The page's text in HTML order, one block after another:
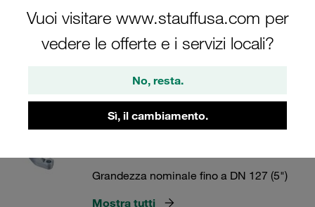
Vuoi visitare www.stauffusa.com per
vedere le offerte e i servizi locali?
No, resta.
Sì, il cambiamento.
Flange STAUFF
Semi flange SAE serie 3000 PSI -
Grandezza nominale fino a DN 127 (5")
Mostra tutti